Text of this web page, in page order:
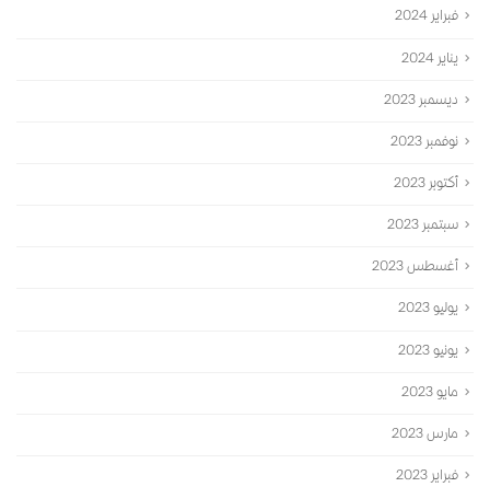
فبراير 2024
يناير 2024
ديسمبر 2023
نوفمبر 2023
أكتوبر 2023
سبتمبر 2023
أغسطس 2023
يوليو 2023
يونيو 2023
مايو 2023
مارس 2023
فبراير 2023